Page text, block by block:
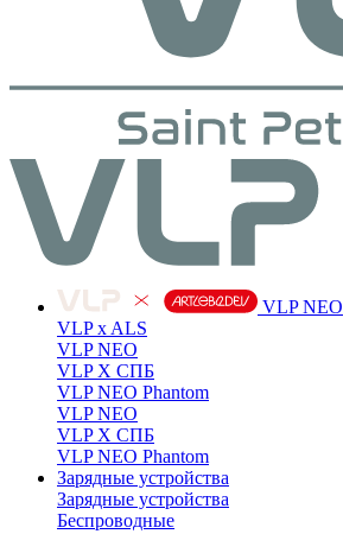
VLP NEO
VLP x ALS
VLP NEO
VLP X СПБ
VLP NEO Phantom
VLP NEO
VLP X СПБ
VLP NEO Phantom
Зарядные устройства
Зарядные устройства
Беспроводные